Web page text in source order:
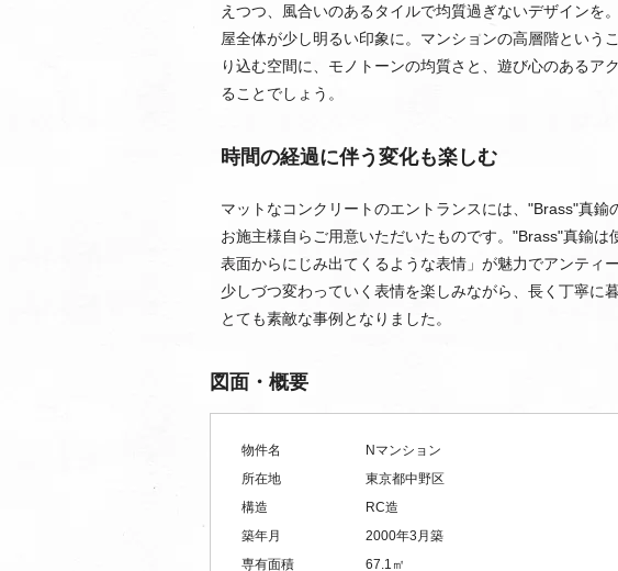
えつつ、風合いのあるタイルで均質過ぎないデザインを
屋全体が少し明るい印象に。マンションの高層階という
り込む空間に、モノトーンの均質さと、遊び心のあるア
ることでしょう。
時間の経過に伴う変化も楽しむ
マットなコンクリートのエントランスには、"Brass"真
お施主様自らご用意いただいたものです。"Brass"真鍮は
表面からにじみ出てくるような表情」が魅力でアンティ
少しづつ変わっていく表情を楽しみながら、長く丁寧に
とても素敵な事例となりました。
図面・概要
物件名
Nマンション
所在地
東京都中野区
構造
RC造
築年月
2000年3月築
専有面積
67.1㎡